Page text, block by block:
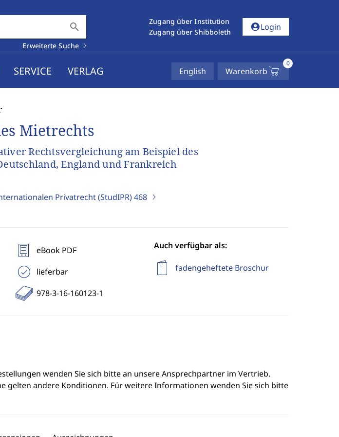
search
Erweiterte Suche
Zugang über Institution
Zugang über Shibboleth
account_circleLogin
SERVICE VERLAG English Warenkorb
0
Mietrechts
Rechtsvergleichung am Beispiel des
England und Frankreich
Privatrecht (StudIPR)468
eBook PDF
lieferbar
978-3-16-160123-1
Auch verfügbar als:
fadengeheftete Broschur
wenden Sie sich bitte an unsere Ansprechpartner im Vertrieb.
gelten andere Konditionen. Für weitere Informationen wenden Sie sich bitte